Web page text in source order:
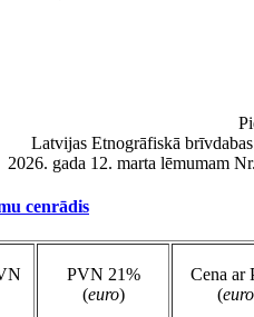
Latvijas Etnogrāfiskā
2026. gada 12. marta lēmumam
cenrādis
PVN 21%
(euro)
Cena ar
(euro